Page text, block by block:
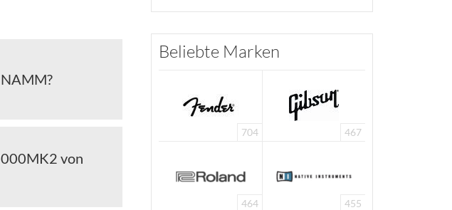
von
Beliebte Marken
704 467
464 455